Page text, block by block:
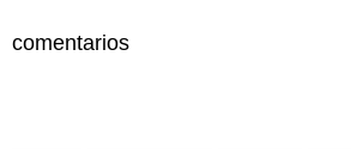
comentarios